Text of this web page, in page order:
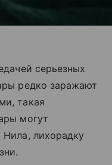
серьезных
редко заражают
такая
могут
Нила, лихорадку